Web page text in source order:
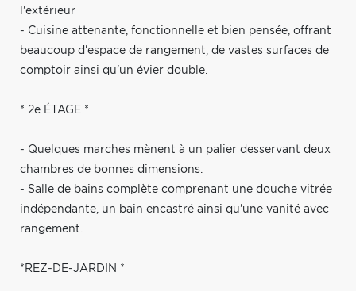
l'extérieur
- Cuisine attenante, fonctionnelle et bien pensée, offrant
beaucoup d'espace de rangement, de vastes surfaces de
comptoir ainsi qu'un évier double.
* 2e ÉTAGE *
- Quelques marches mènent à un palier desservant deux
chambres de bonnes dimensions.
- Salle de bains complète comprenant une douche vitrée
indépendante, un bain encastré ainsi qu'une vanité avec
rangement.
*REZ-DE-JARDIN *